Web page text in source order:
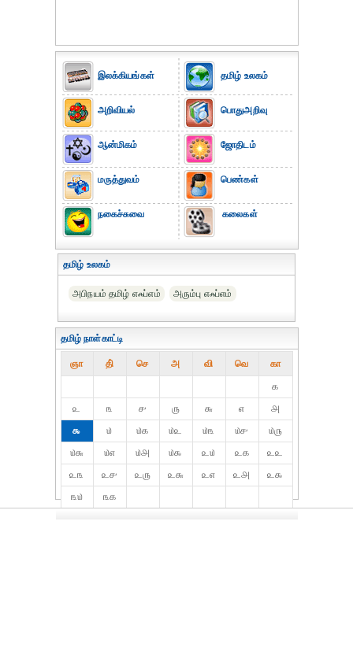
இலக்கியங்கள்
அறிவியல்
ஆன்மிகம்
மருத்துவம்
நகைச்சுவை
தமிழ் உலகம்
பொதுஅறிவு
ஜோதிடம்
பெண்கள்
கலைகள்
தமிழ் உலகம்
அபிநயம் தமிழ் எஃப்எம் அரும்பு எஃப்எம்
தமிழ் நாள்காட்டி
ஞா தி் செ அ வி வெ கா
௧
௨
௩ ௪ ௫ ௬ ௭
௮
௯
௰ ௰௧ ௰௨ ௰௩ ௰௪
௰௫
௰௬
௰௭ ௰௮ ௰௯ ௨௰ ௨௧
௨௨
௨௩
௨௪ ௨௫ ௨௬ ௨௭ ௨௮
௨௯
௩௰
௩௧